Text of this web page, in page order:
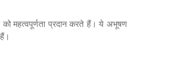
महत्वपूर्णता प्रदान करते हैं। ये अभूषण